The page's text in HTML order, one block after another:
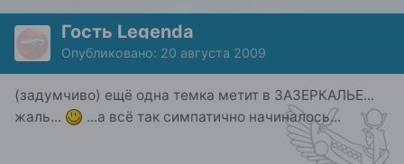
Гость Legenda
Опубликовано: 20 августа 2009
(задумчиво) ещё одна темка метит в ЗАЗЕРКАЛЬЕ...
жаль...
...а всё так симпатично начиналось...